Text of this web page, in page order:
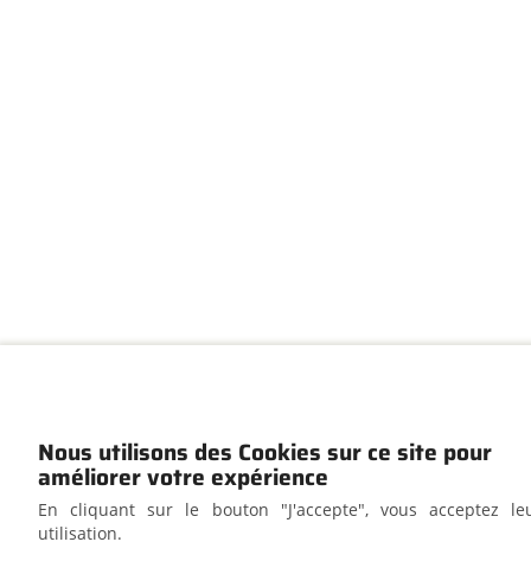
Nous utilisons des Cookies sur ce site pour
améliorer votre expérience
En cliquant sur le bouton "J'accepte", vous acceptez
utilisation.